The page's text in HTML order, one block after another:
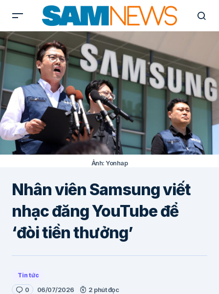
Ảnh: Yonhap
Nhân viên Samsung viết
nhạc đăng YouTube để
‘đòi tiền thưởng’
Tin tức
0 06/07/2026 2 phút đọc